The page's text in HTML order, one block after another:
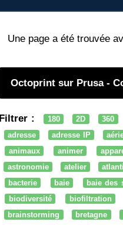
Une page a été trouvée
Octoprint sur Prusa -
Filtrer : 180 2D 360
adresse
adresse IP
animaux
animer
astronomie
atelier
bacterie
baie baie des
biodiversité
biofiltration
brainstorming
bretagne